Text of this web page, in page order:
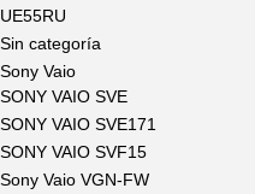
UE55RU
Sin categoría
Sony Vaio
SONY VAIO SVE
SONY VAIO SVE171
SONY VAIO SVF15
Sony Vaio VGN-FW